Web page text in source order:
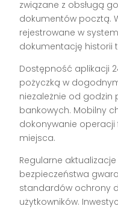
związane z obsługą
dokumentów pocztą.
rejestrowane w
dokumentację historii
Dostępność aplikacji
pożyczką w
niezależnie od godzin
bankowych. Mobilny
dokonywanie
miejsca.
Regularne
bezpieczeństwa
standardów ochrony
użytkowników.